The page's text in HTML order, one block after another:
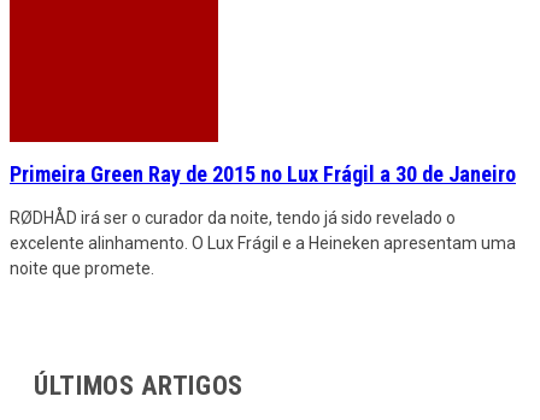
Primeira Green Ray de 2015 no Lux Frágil a 30 de Janeiro
RØDHÅD irá ser o curador da noite, tendo já sido revelado o
excelente alinhamento. O Lux Frágil e a Heineken apresentam uma
noite que promete.
ÚLTIMOS ARTIGOS